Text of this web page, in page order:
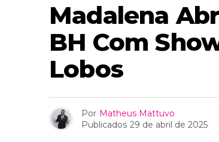
Madalena
BH Com
Lobos
Por Matheus Mattuvo
Publicados 29 de abril de 2025